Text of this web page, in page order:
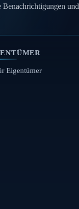
Benachrichtigungen und
Eigentümer